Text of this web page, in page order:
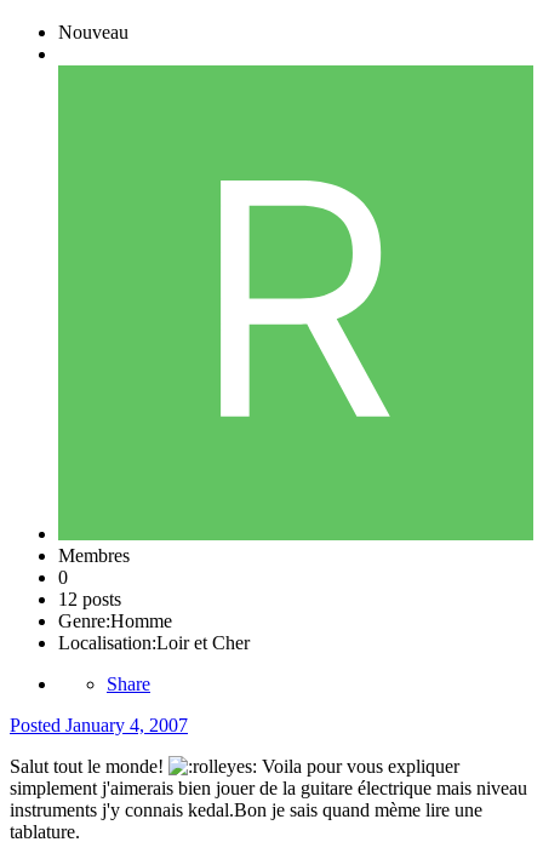
Nouveau
Membres
0
12 posts
Genre:Homme
Localisation:Loir et Cher
Share
Posted January 4, 2007
Salut tout le monde!
Voila pour vous expliquer
simplement j'aimerais bien jouer de la guitare électrique mais niveau
instruments j'y connais kedal.Bon je sais quand mème lire une
tablature.